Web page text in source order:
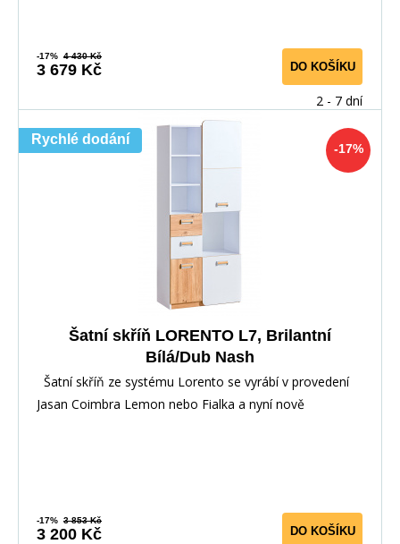
-17% 4 430 Kč
3 679 Kč DO KOŠÍKU
2 - 7 dní
-17%
Rychlé dodání
Šatní skříň LORENTO L7, Brilantní
Bílá/Dub Nash
Šatní skříň ze systému Lorento se vyrábí v provedení
Jasan Coimbra Lemon nebo Fialka a nyní nově
-17% 3 853 Kč
3 200 Kč DO KOŠÍKU